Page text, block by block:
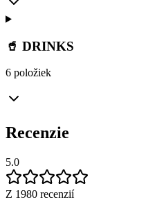
🥤 DRINKS
6 položiek
Recenzie
5.0
Z 1980 recenzií